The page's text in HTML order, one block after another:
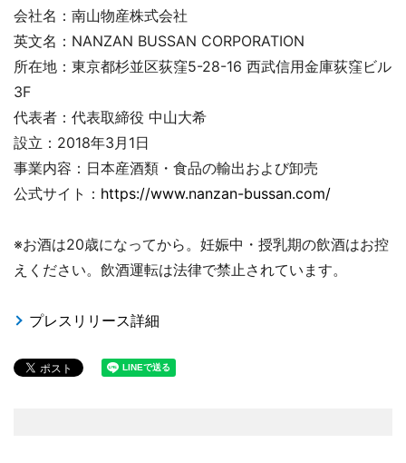
会社名：南山物産株式会社
英文名：NANZAN BUSSAN CORPORATION
所在地：東京都杉並区荻窪5-28-16 西武信用金庫荻窪ビル
3F
代表者：代表取締役 中山大希
設立：2018年3月1日
事業内容：日本産酒類・食品の輸出および卸売
公式サイト： https://www.nanzan-bussan.com/
※お酒は20歳になってから。妊娠中・授乳期の飲酒はお控
えください。飲酒運転は法律で禁止されています。
プレスリリース詳細